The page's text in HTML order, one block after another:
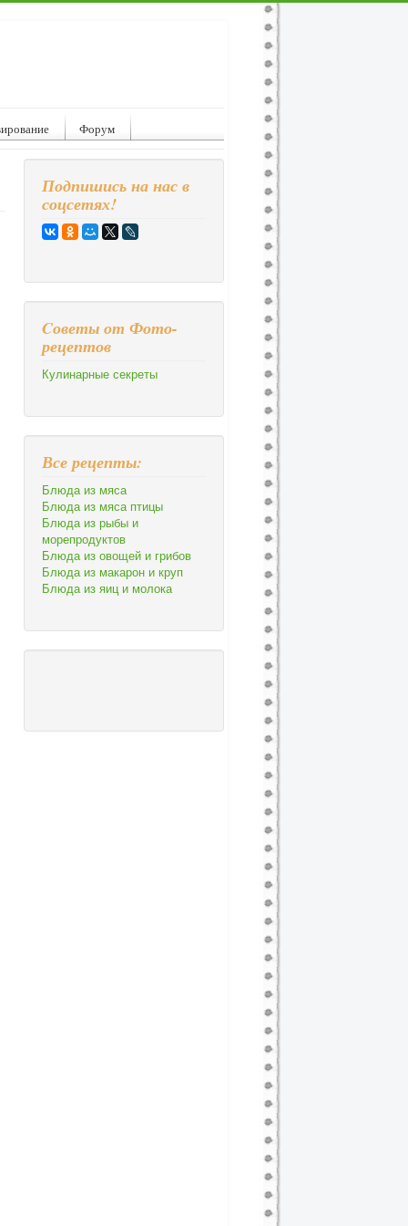
Форум
Подпишись на нас в
соцсетях!
Cоветы от Фото-
рецептов
Кулинарные секреты
Все рецепты:
Блюда из мяса
Блюда из мяса птицы
Блюда из рыбы и
морепродуктов
Блюда из овощей и грибов
Блюда из макарон и круп
Блюда из яиц и молока